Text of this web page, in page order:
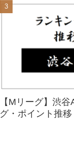
【Mリーグ】渋
グ・ポイント推移